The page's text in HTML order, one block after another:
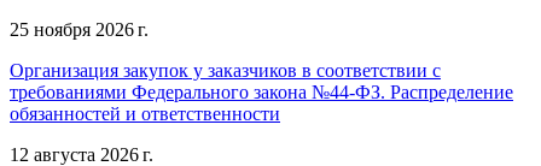
25 ноября 2026 г.
Организация закупок у заказчиков в соответствии с
требованиями Федерального закона №44-ФЗ. Распределение
обязанностей и ответственности
12 августа 2026 г.